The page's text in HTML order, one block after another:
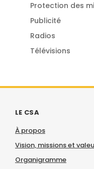
Protection des
Publicité
Radios
Télévisions
LE CSA
À propos
Vision, missions et
Organigramme